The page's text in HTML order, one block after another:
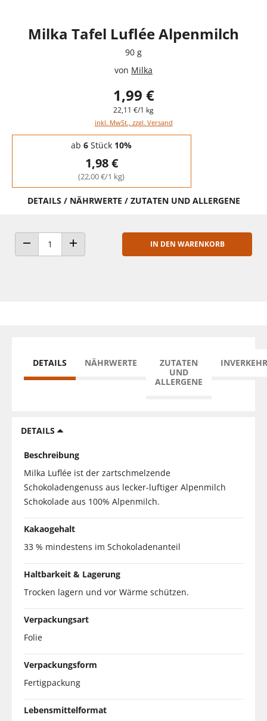
Milka Tafel Luflée Alpenmilch
90 g
von Milka
1,99 €
22,11 €/1 kg
inkl. MwSt., zzgl. Versand
Staffelpreise - Mengenrabatt
ab 6 Stück 10%
1,98 €
(22,00 €/1 kg)
DETAILS / NÄHRWERTE / ZUTATEN UND ALLERGENE
ANZAHL VERRINGERNANZAHL ERHÖHEN
IN DEN WARENKORB
DETAILS NÄHRWERTE
ZUTATEN
UND
ALLERGENE
DETAILS
Beschreibung
Milka Luflée ist der zartschmelzende
Schokoladengenuss aus lecker-luftiger Alpenmilch
Schokolade aus 100% Alpenmilch.
Kakaogehalt
33 % mindestens im Schokoladenanteil
Haltbarkeit & Lagerung
Trocken lagern und vor Wärme schützen.
Verpackungsart
Folie
Verpackungsform
Fertigpackung
Lebensmittelformat